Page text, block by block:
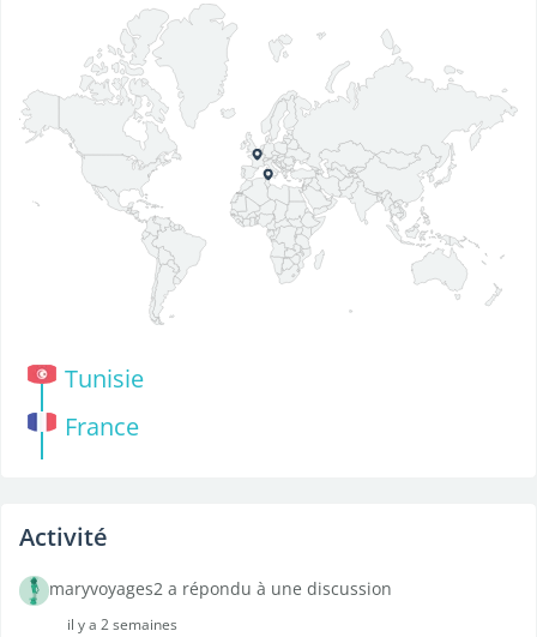
Tunisie
France
Activité
maryvoyages2 a répondu à une discussion
il y a 2 semaines